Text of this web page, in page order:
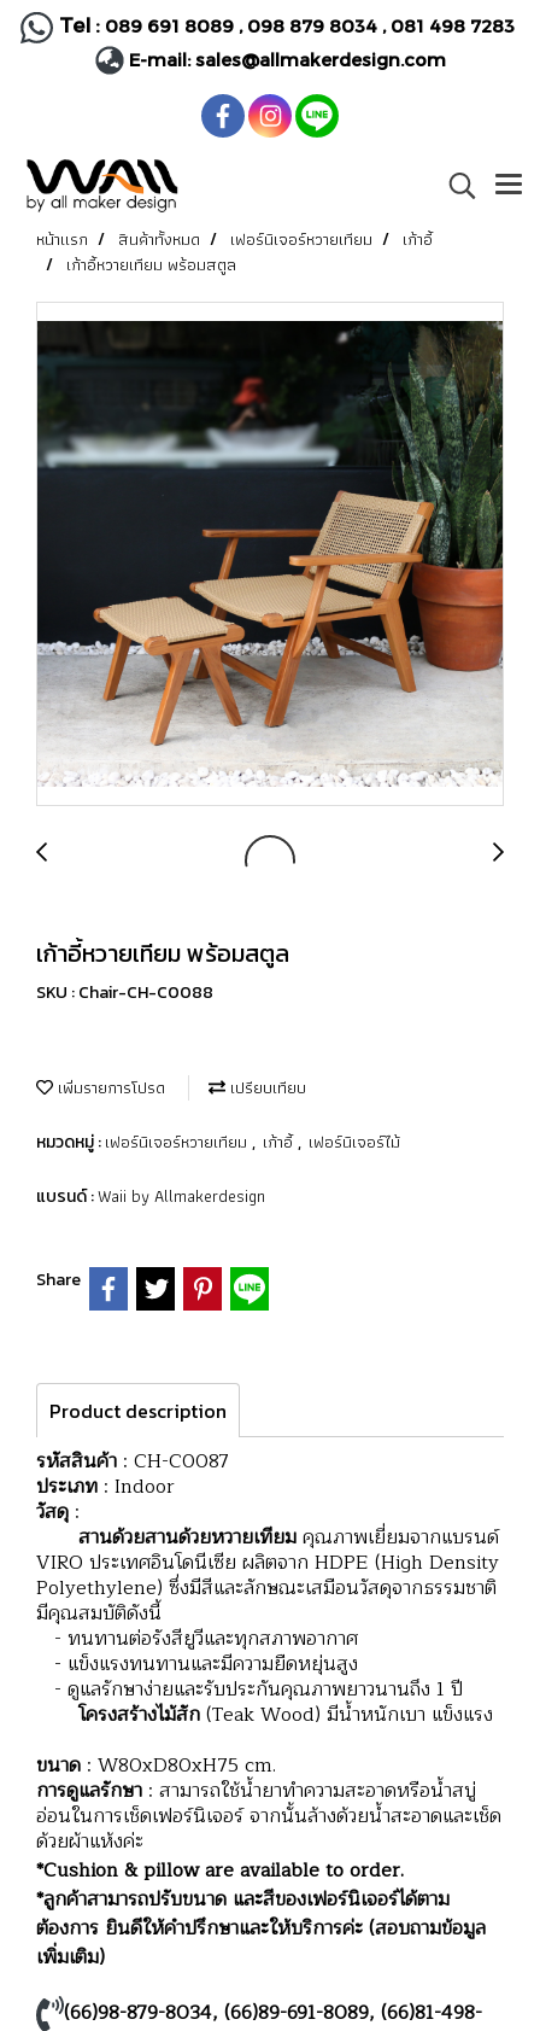
Tel : 089 691 8089, 098 879 8034 , 081 498 7283
E-mail:sales@allmakerdesign.com
หน้าแรก สินค้าทั้งหมด เฟอร์นิเจอร์หวายเทียม
เก้าอี้
เก้าอี้หวายเทียม พร้อมสตูล
เก้าอี้หวายเทียม พร้อมสตูล
SKU : Chair-CH-C0088
เพิ่มรายการโปรด เปรียบเทียบ
หมวดหมู่ :เฟอร์นิเจอร์หวายเทียม , เก้าอี้, เฟอร์นิเจอร์ไม้
แบรนด์ :Waii by Allmakerdesign
Share
Product description
รหัสสินค้า : CH-C0087
ประเภท : Indoor
วัสดุ :
สานด้วยสานด้วยหวายเทียมคุณภาพเยี่ยมจากแบรนด์
VIRO ประเทศอินโดนีเซีย ผลิตจาก HDPE (High Density
Polyethylene) ซึ่งมีสีและลักษณะเสมือนวัสดุจากธรรมชาติ
มีคุณสมบัติดังนี้
- ทนทานต่อรังสียูวีและทุกสภาพอากาศ
- แข็งแรงทนทานและมีความยืดหยุ่นสูง
- ดูแลรักษาง่ายและรับประกันคุณภาพยาวนานถึง 1 ปี
โครงสร้างไม้สัก(Teak Wood) มีน้ำหนักเบา แข็งแรง
ขนาด : W80xD80xH75 cm.
การดูแลรักษา : สามารถใช้น้ำยาทำความสะอาดหรือน้ำสบู่
อ่อนในการเช็ดเฟอร์นิเจอร์ จากนั้นล้างด้วยน้ำสะอาดและเช็ด
ด้วยผ้าแห้งค่ะ
*Cushion & pillow are available to order.
*ลูกค้าสามารถปรับขนาด และสีของเฟอร์นิเจอร์ได้ตาม
ต้องการ ยินดีให้คำปรึกษาและให้บริการค่ะ (สอบถามข้อมูล
เพิ่มเติม)
(66)98-879-8034, (66)89-691-8089, (66)81-498-